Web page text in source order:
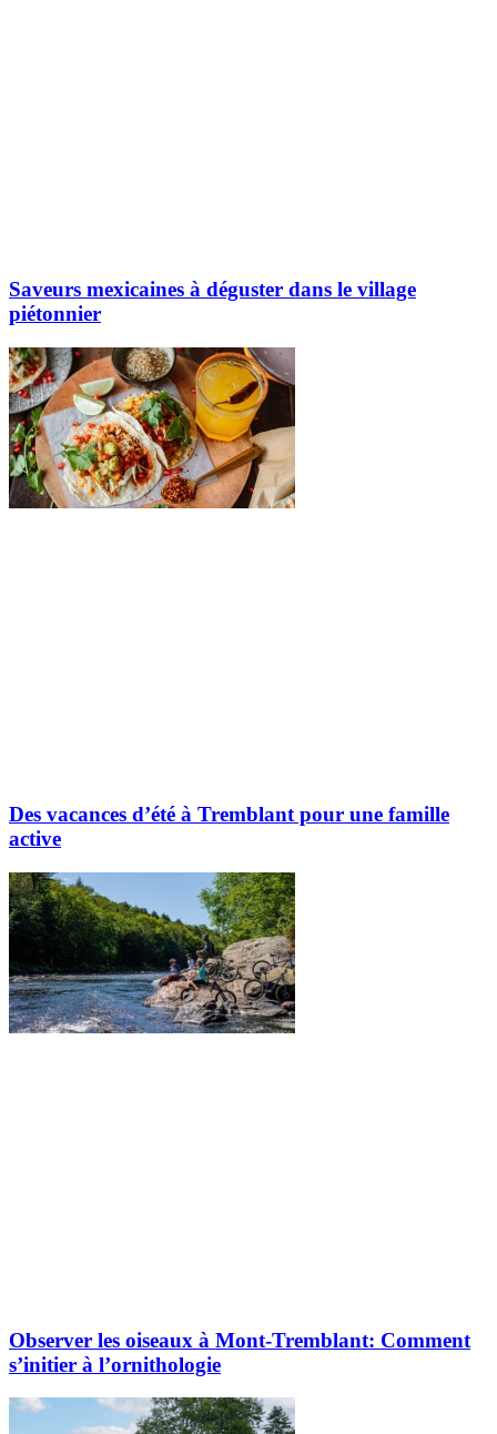
Saveurs mexicaines à déguster dans le village
piétonnier
Des vacances d’été à Tremblant pour une famille
active
Observer les oiseaux à Mont-Tremblant: Comment
s’initier à l’ornithologie